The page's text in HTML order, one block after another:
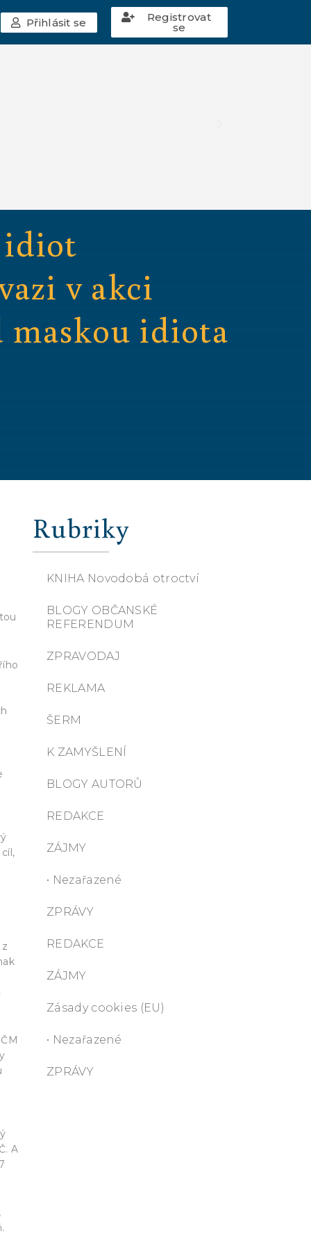
Přihlásit se Registrovat
se
idiot
v akci
maskou idiota
A
Rubriky
KNIHA Novodobá otroctví
BLOGY OBČANSKÉ
REFERENDUM
ZPRAVODAJ
REKLAMA
ŠERM
K ZAMYŠLENÍ
BLOGY AUTORŮ
REDAKCE
ZÁJMY
• Nezařazené
ZPRÁVY
REDAKCE
ZÁJMY
Zásady cookies (EU)
• Nezařazené
ZPRÁVY